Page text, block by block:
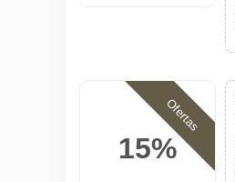
15%
Ofertas